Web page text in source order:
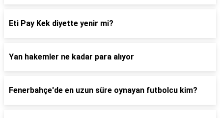
Eti Pay Kek diyette yenir mi?
Yan hakemler ne kadar para alıyor
Fenerbahçe'de en uzun süre oynayan futbolcu kim?